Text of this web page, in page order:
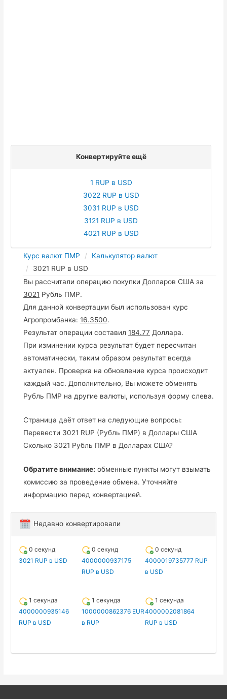
Конвертируйте ещё
1 RUP в USD
3022 RUP в USD
3031 RUP в USD
3121 RUP в USD
4021 RUP в USD
Курс валют ПМР
Калькулятор валют
3021 RUP в USD
Вы рассчитали операцию покупки Долларов США за
3021 Рубль ПМР.
Для данной конвертации был использован курс
Агропромбанка:16.3500.
Результат операции составил184.77 Доллара.
При изминении курса результат будет пересчитан
автоматически, таким образом результат всегда
актуален. Проверка на обновление курса происходит
каждый час. Дополнительно, Вы можете обменять
Рубль ПМР на другие валюты, используя форму слева.
Страница даёт ответ на следующие вопросы:
Перевести 3021 RUP (Рубль ПМР) в Доллары США
Сколько 3021 Рубль ПМР в Долларах США?
Обратите внимание: обменные пункты могут взымать
комиссию за проведение обмена. Уточняйте
информацию перед конвертацией.
Недавно конвертировали
0 секунд
3021 RUP в USD
0 секунд
4000000937175
RUP в USD
0 секунд
4000019735777 RUP
в USD
1 секунда
4000000935146
RUP в USD
1 секунда
1000000862376 EUR
в RUP
1 секунда
4000002081864
RUP в USD